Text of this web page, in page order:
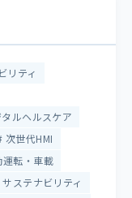
リティ
ルヘルスケア
次世代HMI
運転・車載
サステナビリティ